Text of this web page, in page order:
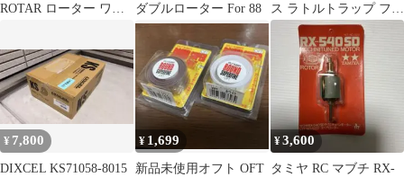
ROTAR ローター ワッ
ダブルローター For 88
ス ラトルトラップ フロ
ーター バイブレーショ
¥ 7,800
DIXCEL KS71058-8015
¥ 1,699
新品未使用オフト OFT
¥3,600
タミヤ RC マブチ RX-